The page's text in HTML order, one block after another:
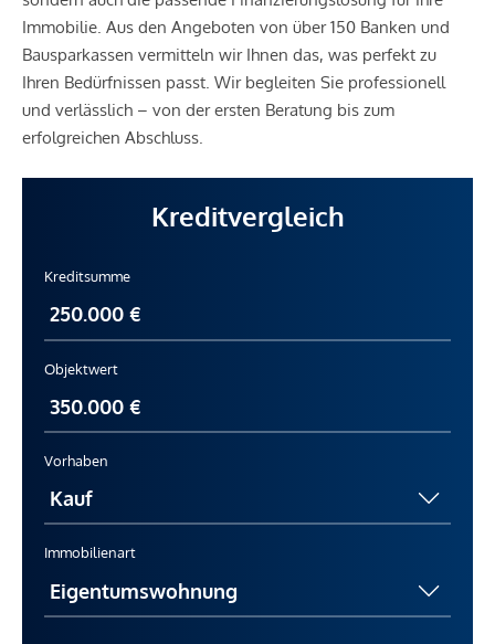
Immobilie. Aus den Angeboten von über 150 Banken und
Bausparkassen vermitteln wir Ihnen das, was perfekt zu
Ihren Bedürfnissen passt. Wir begleiten Sie professionell
und verlässlich – von der ersten Beratung bis zum
erfolgreichen Abschluss.
Kreditvergleich
Kreditsumme
Objektwert
Vorhaben
Immobilienart